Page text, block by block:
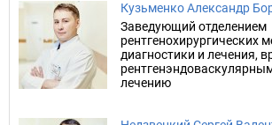
Кузьменко Александр
Заведующий отделением
рентгенохирургических
диагностики и лечения,
лечению